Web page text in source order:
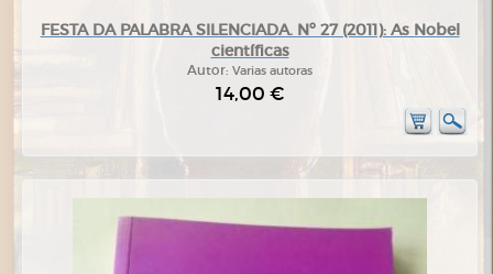
FESTA DA PALABRA SILENCIADA. Nº 27 (2011): As Nobel
científicas
Autor: Varias autoras
14,00 €